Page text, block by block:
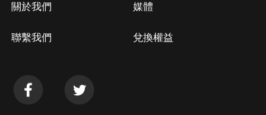
關於我們
聯繫我們
媒體
兌換權益